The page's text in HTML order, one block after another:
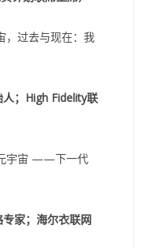
，过去与现在：我
；High Fidelity联
宇宙 ——下一代
家；海尔衣联网